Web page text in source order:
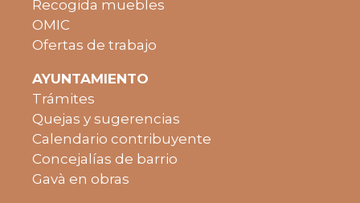
Recogida muebles
OMIC
Ofertas de trabajo
AYUNTAMIENTO
Trámites
Quejas y sugerencias
Calendario contribuyente
Concejalías de barrio
Gavà en obras